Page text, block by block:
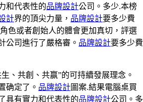
代表性的品牌設計公司。多少.本榜
計界的頂尖力量， 品牌設計要多少費
色或者創始人的體會更加真切，評選
公司進行了嚴格審。 品牌設計要多少費
共創、共赢”的可持續發展理念。
确定了。 品牌設計圖案.結果電腦桌買
具有實力和代表性的品牌設計公司。多